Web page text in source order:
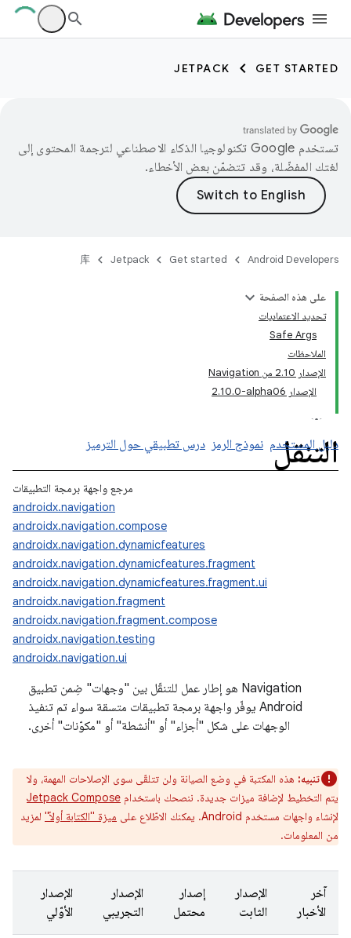
GET STARTED
JETPACK
تستخدم Google تكنولوجيا الذكاء الاصطناعي لترجمة المحتوى إلى
لغتك المفضّلة، وقد تتضمّن بعض الأخطاء.
Android Developers
Get started
Jetpack
库
على هذه الصفحة
تحديد الاعتماديات
Safe Args
الملاحظات
الإصدار 2.10 من Navigation
الإصدار ‎2.10.0-alpha06
التنقل
دليل المستخدم نموذج الرمز درس تطبيقي حول الترميز
مرجع واجهة برمجة التطبيقات
androidx.navigation
androidx.navigation.compose
androidx.navigation.dynamicfeatures
androidx.navigation.dynamicfeatures.fragment
androidx.navigation.dynamicfeatures.fragment.ui
androidx.navigation.fragment
androidx.navigation.fragment.compose
androidx.navigation.testing
androidx.navigation.ui
Navigation هو إطار عمل للتنقّل بين "وجهات" ضِمن تطبيق
Android يوفّر واجهة برمجة تطبيقات متسقة سواء تم تنفيذ
الوجهات على شكل "أجزاء" أو "أنشطة" أو "مكوّنات" أخرى.
تنبيه: هذه المكتبة في وضع الصيانة ولن تتلقّى سوى الإصلاحات المهمة، ولا
يتم التخطيط لإضافة ميزات جديدة. ننصحك باستخدام Jetpack Compose
لإنشاء واجهات مستخدم Android. يمكنك الاطّلاع على
ميزة "الكتابة أولاً" لمزيد
من المعلومات.
آخر
الأخبار
الإصدار
الثابت
إصدار
محتمل
الإصدار
التجريبي
الإصدار
الأوّلي